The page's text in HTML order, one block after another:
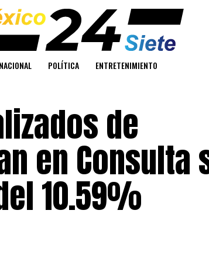
NACIONAL POLÍTICA ENTRETENIMIENTO
de
en Consulta
10.59%